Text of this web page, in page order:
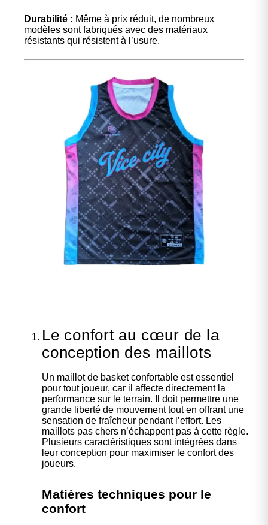
Durabilité : Même à prix réduit, de nombreux
modèles sont fabriqués avec des matériaux
résistants qui résistent à l’usure.
Le confort au cœur de la
conception des maillots
Un maillot de basket confortable est essentiel
pour tout joueur, car il affecte directement la
performance sur le terrain. Il doit permettre une
grande liberté de mouvement tout en offrant une
sensation de fraîcheur pendant l’effort. Les
maillots pas chers n’échappent pas à cette règle.
Plusieurs caractéristiques sont intégrées dans
leur conception pour maximiser le confort des
joueurs.
Matières techniques pour le
confort